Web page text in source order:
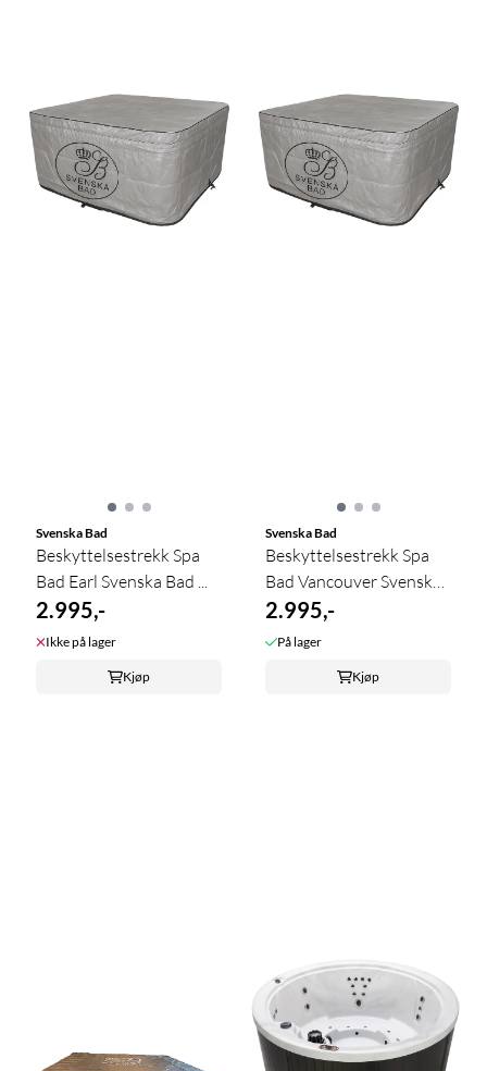
Svenska Bad
Beskyttelsestrekk Spa
Bad Earl Svenska Bad ...
2.995,-
Ikke på lager
Kjøp
Svenska Bad
Beskyttelsestrekk Spa
Bad Vancouver Svenska
Bad ...
2.995,-
På lager
Kjøp